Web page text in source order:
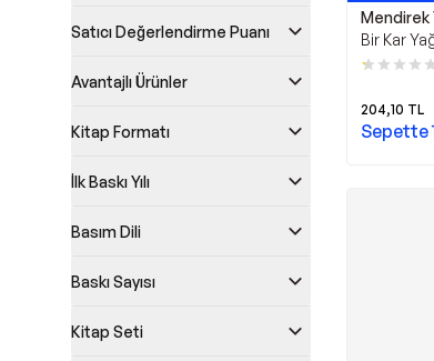
Satıcı Değerlendirme Puanı
Avantajlı Ürünler
Kitap Formatı
İlk Baskı Yılı
Basım Dili
Baskı Sayısı
Kitap Seti
Mendirek
Bir Kar
Yayıncılık
204,10 TL
Sepette